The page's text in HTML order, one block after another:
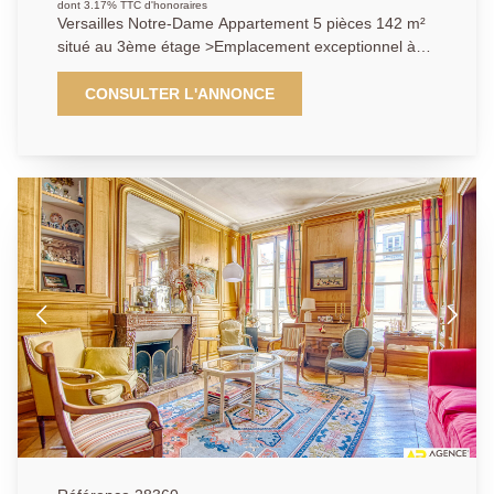
dont 3.17% TTC d'honoraires
Versailles Notre-Dame Appartement 5 pièces 142 m²
situé au 3ème étage >Emplacement exceptionnel à
proximité immédiate du Bassin de Neptune, des
commerces de la rue de la Paroisse et transports
(gare Rive-Droite ligne L ) pour ce magnifique
ancien ( toiture et ravalement effectués en 2026) aux
parties communes raffinées. Vous y découvrirez:
Entrée, cuisine / salle à manger, vaste salon de 36 m²
à la double exposition (est et sud) avec cheminée
fonctionnelle et parquet Versailles jouissant d'une
superbe vue sur le Bassin de Neptune (unique), 3
chambres, salle de bains avec baignoire et douche, 2
wc séparés . DPE C (rarissime dans l'ancien). A cela
s'ajoutent un grenier ainsi qu'une cave. Un bien qui
vous séduira par sa localisation, son élégance et sa
luminosité. A visiter sans tarder. Exclusivité.
CONSULTER L'ANNONCE